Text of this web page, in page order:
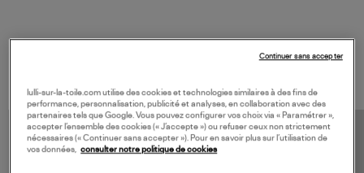
lulli-sur-la-toile.com utilise des cookies et technologies similaires à des fins de
performance, personnalisation, publicité et analyses, en collaboration avec des
partenaires tels que Google. Vous pouvez configurer vos choix via « Paramétrer »,
accepter l’ensemble des cookies (« J’accepte ») ou refuser ceux non strictement
nécessaires (« Continuer sans accepter »). Pour en savoir plus sur l’utilisation de
vos données,
consulter notre politique de cookies
Continuer sans accepter